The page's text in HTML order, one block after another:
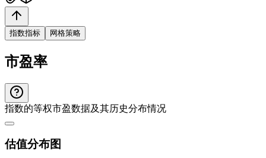
指数指标 网格策略
市盈率
指数的等权市盈数据及其历史分布情况
估值分布图